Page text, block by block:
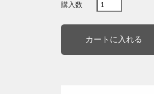
購入数